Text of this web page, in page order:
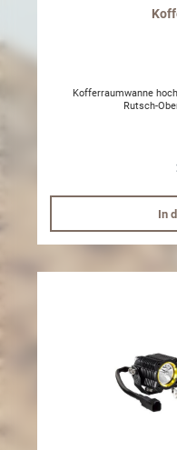
Kofferraumwanne
Rutsch-
In